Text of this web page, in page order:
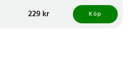
Pris:229 kr
229 kr Köp